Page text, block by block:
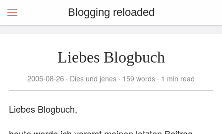
Blogging reloaded
Liebes Blogbuch
2005-08-26 Dies und jenes 159 words 1 min read
Liebes Blogbuch,